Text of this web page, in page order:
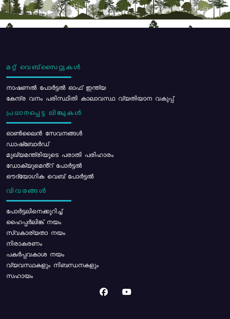
മറ്റ് വെബ്സൈറ്റുകൾ
നാഷണൽ പോർട്ടൽ ഓഫ് ഇന്ത്യ
കേന്ദ്ര വനം പരിസ്ഥിതി കാലാവസ്ഥ വ്യതിയാന വകുപ്പ്
പ്രധാനപ്പെട്ട ലിങ്കുകൾ
ഓൺലൈൻ സേവനങ്ങൾ
ഡാഷ്ബോർഡ്
മുഖ്യമന്ത്രിയുടെ പരാതി പരിഹാരം
ഡോക്യുമെൻ്റ് പോർട്ടൽ
ഔദ്യോഗിക വെബ് പോർട്ടൽ
വിവരങ്ങൾ
പോര്‍ട്ടലിനെക്കുറിച്ച്
ഹൈപ്പർലിങ്ക് നയം
സ്വകാര്യതാ നയം
നിരാകരണം
പകർപ്പവകാശ നയം
വ്യവസ്ഥകളും നിബന്ധനകളും
സഹായം